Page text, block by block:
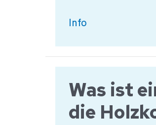
Worauf
man
achten
bei
der
Transport
Info
Was ist
die